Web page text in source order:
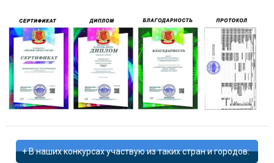
В наших конкурсах участвую из таких стран и городов: